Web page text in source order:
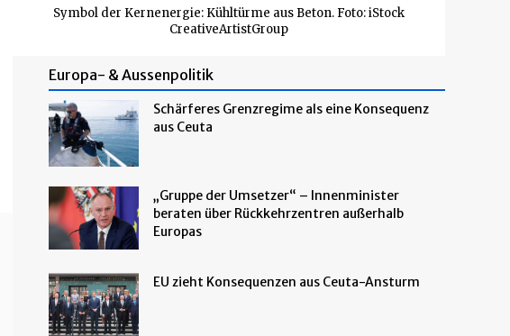
Symbol der Kernenergie: Kühltürme aus Beton. Foto: iStock
CreativeArtistGroup
Europa- & Aussenpolitik
Schärferes Grenzregime als eine Konsequenz
aus Ceuta
„Gruppe der Umsetzer“ – Innenminister
beraten über Rückkehrzentren außerhalb
Europas
EU zieht Konsequenzen aus Ceuta-Ansturm